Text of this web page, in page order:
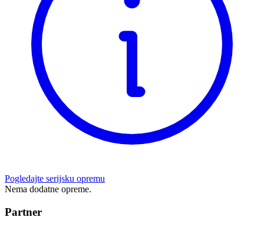
Pogledajte serijsku opremu
Nema dodatne opreme.
Partner